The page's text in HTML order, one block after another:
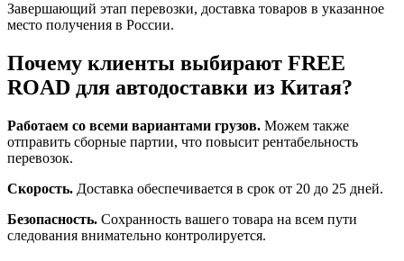
Завершающий этап перевозки, доставка товаров в указанное
место получения в России.
Почему клиенты выбирают FREE
ROAD для автодоставки из Китая?
Работаем со всеми вариантами грузов. Можем также
отправить сборные партии, что повысит рентабельность
перевозок.
Скорость. Доставка обеспечивается в срок от 20 до 25 дней.
Безопасность. Сохранность вашего товара на всем пути
следования внимательно контролируется.